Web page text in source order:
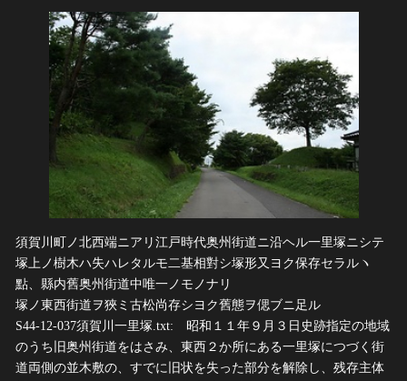
須賀川町ノ北西端ニアリ江戸時代奥州街道ニ沿ヘル一里塚ニシテ
塚上ノ樹木ハ失ハレタルモ二基相對シ塚形又ヨク保存セラルヽ
點、縣内舊奥州街道中唯一ノモノナリ
塚ノ東西街道ヲ狹ミ古松尚存シヨク舊態ヲ偲ブニ足ル
S44-12-037須賀川一里塚.txt: 昭和１１年９月３日史跡指定の地域
のうち旧奥州街道をはさみ、東西２か所にある一里塚につづく街
道両側の並木敷の、すでに旧状を失った部分を解除し、残存主体